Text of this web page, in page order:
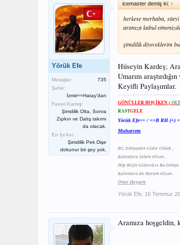
Yörük Efe
Mesajlar:
735
Şehir:
İzmir==Hatay'dan
Favori Kamış:
Şimdilik Olta, Sonra
Zıpkın ve Dalış takımı
da olacak.
En İyi Avı:
Şimdilik Pek Dişe
dokunur bir şey yok.
icemaster demiş ki: ↑
herkese merhaba,
aranıza kabul
şimdilik diyeceklerim
Hüseyin Kardeş;
Umarım
Keyifli Paylaşımlar.
GÖNÜLLER HOŞ İKEN ;
RASTGELE
Yörük Efe== / ==B RH (+)
Muharrem
Biz Dünyadan Gider Olduk ,
Kalanlara Selam Olsun ,
Hep Böyle Gidecekse Bu Dünya ,
Kalanlara da Haram Olsun .
Ömer Hayyam
Yörük Efe 16 Temmuz
Aramıza hoşgeldin,